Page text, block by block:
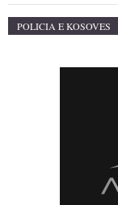
POLICIA E KOSOVES